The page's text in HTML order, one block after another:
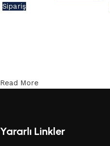
Sipariş
Read More
Yararlı Linkler